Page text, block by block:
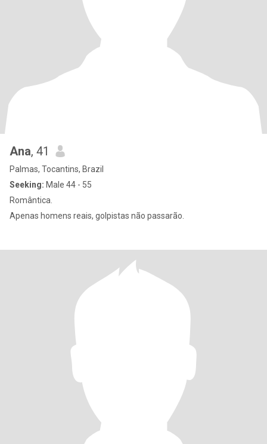
Ana, 41
Palmas, Tocantins, Brazil
Seeking: Male 44 - 55
Romântica.
Apenas homens reais, golpistas não passarão.